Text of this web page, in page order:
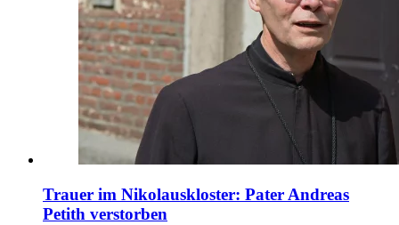
Trauer im Nikolauskloster: Pater Andreas
Petith verstorben